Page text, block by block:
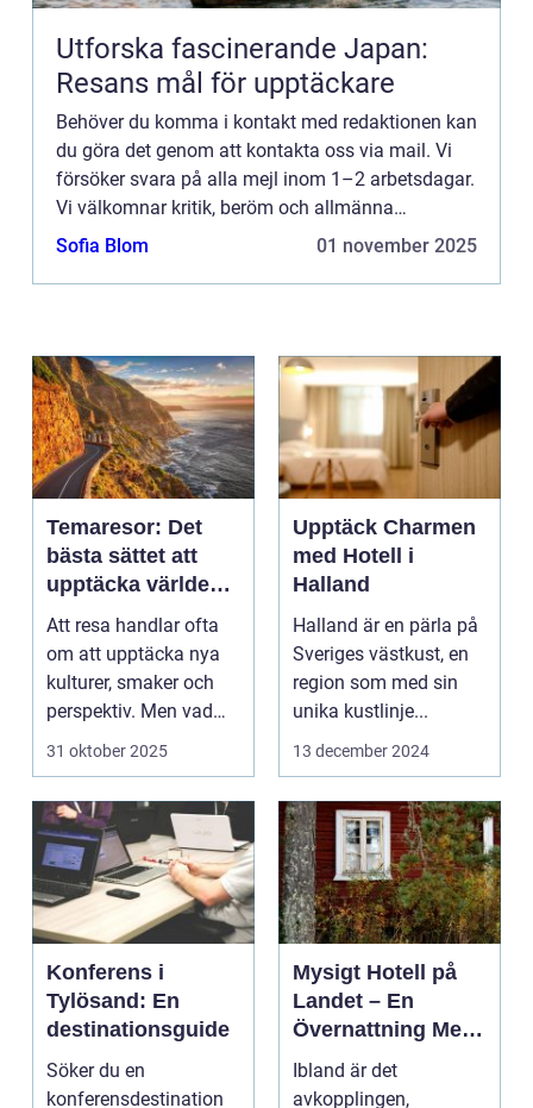
Utforska fascinerande Japan:
Resans mål för upptäckare
Behöver du komma i kontakt med redaktionen kan
du göra det genom att kontakta oss via mail. Vi
försöker svara på alla mejl inom 1–2 arbetsdagar.
Vi välkomnar kritik, beröm och allmänna
kommentarer till innehållet på vår sida.
Sofia Blom 01 november 2025
Temaresor: Det
bästa sättet att
upptäcka världen
på
Att resa handlar ofta
om att upptäcka nya
kulturer, smaker och
perspektiv. Men vad
händer ...
31 oktober 2025
Upptäck Charmen
med Hotell i
Halland
Halland är en pärla på
Sveriges västkust, en
region som med sin
unika kustlinje...
13 december 2024
Konferens i
Tylösand: En
destinationsguide
Söker du en
konferensdestination
Mysigt Hotell på
Landet – En
Övernattning Med
Charm
Ibland är det
avkopplingen,